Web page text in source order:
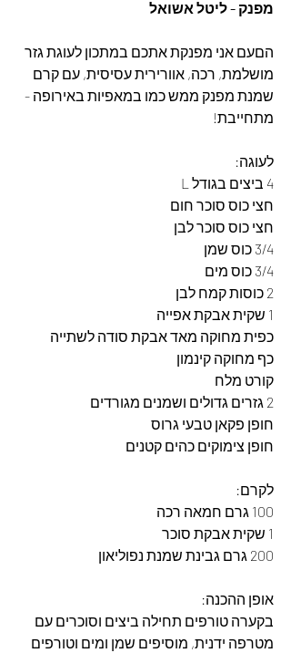
מפנק - ליטל אשואל
הםעם אני מפנקת אתכם במתכון לעוגת גזר
מושלמת, רכה, אוורירית עסיסית, עם קרם
שמנת מפנק ממש כמו במאפיות באירופה -
מתחייבת!
לעוגה:
4 ביצים בגודל L
חצי כוס סוכר חום
חצי כוס סוכר לבן
3/4 כוס שמן
3/4 כוס מים
2 כוסות קמח לבן
1 שקית אבקת אפייה
כפית מחוקה מאד אבקת סודה לשתייה
כף מחוקה קינמון
קורט מלח
2 גזרים גדולים ושמנים מגורדים
חופן פקאן טבעי גרוס
חופן צימוקים כהים קטנים
לקרם:
100 גרם חמאה רכה
1 שקית אבקת סוכר
200 גרם גבינת שמנת נפוליאון
אופן ההכנה:
בקערה טורפים תחילה ביצים וסוכרים עם
מטרפה ידנית, מוסיפים שמן ומים וטורפים